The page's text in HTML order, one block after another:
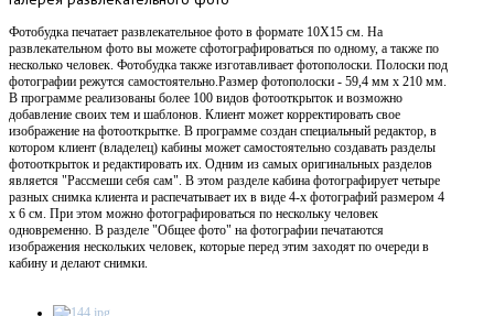
Фотобудка печатает развлекательное фото в формате 10X15 см. На
развлекательном фото вы можете сфотографироваться по одному, а также по
несколько человек. Фотобудка также изготавливает фотополоски. Полоски под
фотографии режутся самостоятельно.Размер фотополоски - 59,4 мм х 210 мм.
В программе реализованы более 100 видов фотооткрыток и возможно
добавление своих тем и шаблонов. Клиент может корректировать свое
изображение на фотооткрытке. В программе создан специальный редактор, в
котором клиент (владелец) кабины может самостоятельно создавать разделы
фотооткрыток и редактировать их. Одним из самых оригинальных разделов
является "Рассмеши себя сам". В этом разделе кабина фотографирует четыре
разных снимка клиента и распечатывает их в виде 4-х фотографий размером 4
х 6 см. При этом можно фотографироваться по нескольку человек
одновременно. В разделе "Общее фото" на фотографии печатаются
изображения нескольких человек, которые перед этим заходят по очереди в
кабину и делают снимки.